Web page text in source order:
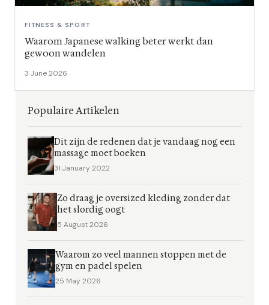
FITNESS & SPORT
Waarom Japanese walking beter werkt dan
gewoon wandelen
3 June 2026
Populaire Artikelen
Dit zijn de redenen dat je vandaag nog een
massage moet boeken
31 January 2022
Zo draag je oversized kleding zonder dat
het slordig oogt
5 August 2026
Waarom zo veel mannen stoppen met de
gym en padel spelen
25 May 2026